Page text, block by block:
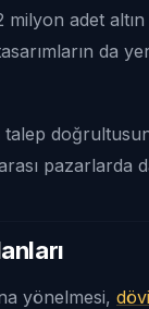
adet
da
pazarlarda
yönelmesi,